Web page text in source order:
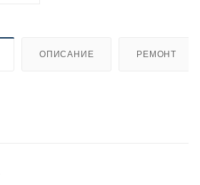
ОПИСАНИЕ РЕМОНТ